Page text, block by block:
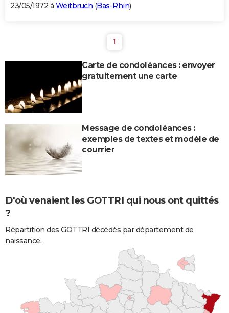
23/05/1972 à Weitbruch (Bas-Rhin)
1
Carte de condoléances : envoyer
gratuitement une carte
Message de condoléances :
exemples de textes et modèle de
courrier
D'où venaient les GOTTRI qui nous ont quittés
?
Répartition des GOTTRI décédés par département de
naissance.